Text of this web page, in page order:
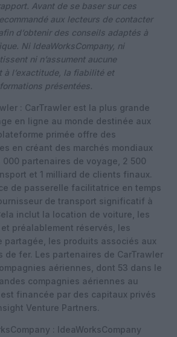
Avant de se baser sur ces
aux lecteurs de contacter
d’obtenir des conseils adaptés à
Ni IdeaWorksCompany, ni
ni n’assument aucune
à l’exactitude, la fiabilité et
présentées.
: CarTrawler est la plus grande
en ligne au monde destinée aux
primée offre des
en créant des marchés mondiaux
partenaires de voyage, 2 500
et 1 milliard de clients finaux.
de passerelle facilitatrice en temps
de transport significatif à
inclut la location de voiture, les
préalablement réservés, les
partagée, les produits associés aux
de fer. Les partenaires de CarTrawler
aériennes, dont 53 dans le
compagnies aériennes au
financée par des capitaux privés
Venture Partners.
: IdeaWorksCompany